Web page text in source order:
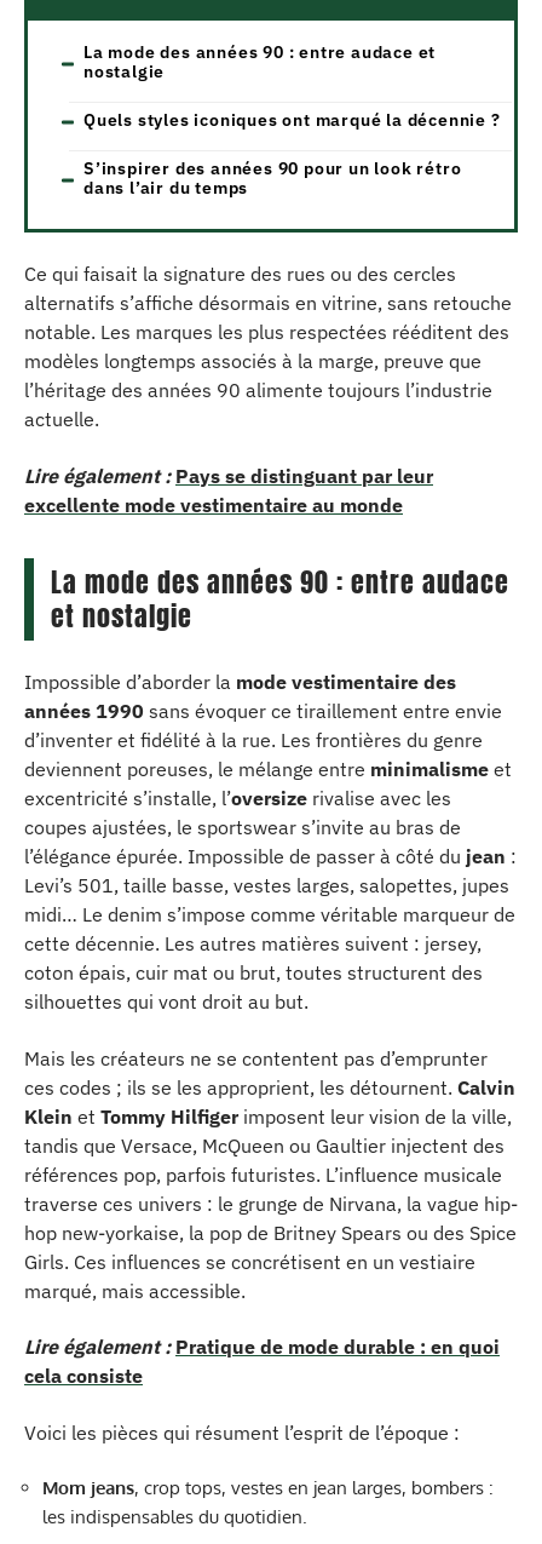
La mode des années 90 : entre audace et
nostalgie
Quels styles iconiques ont marqué la décennie ?
S’inspirer des années 90 pour un look rétro
dans l’air du temps
Ce qui faisait la signature des rues ou des cercles
alternatifs s’affiche désormais en vitrine, sans retouche
notable. Les marques les plus respectées rééditent des
modèles longtemps associés à la marge, preuve que
l’héritage des années 90 alimente toujours l’industrie
actuelle.
Lire également : Pays se distinguant par leur
excellente mode vestimentaire au monde
La mode des années 90 : entre audace
et nostalgie
Impossible d’aborder la mode vestimentaire des
années 1990 sans évoquer ce tiraillement entre envie
d’inventer et fidélité à la rue. Les frontières du genre
deviennent poreuses, le mélange entre minimalisme et
excentricité s’installe, l’oversize rivalise avec les
coupes ajustées, le sportswear s’invite au bras de
l’élégance épurée. Impossible de passer à côté du jean :
Levi’s 501, taille basse, vestes larges, salopettes, jupes
midi… Le denim s’impose comme véritable marqueur de
cette décennie. Les autres matières suivent : jersey,
coton épais, cuir mat ou brut, toutes structurent des
silhouettes qui vont droit au but.
Mais les créateurs ne se contentent pas d’emprunter
ces codes ; ils se les approprient, les détournent. Calvin
Klein et Tommy Hilfigerimposent leur vision de la ville,
tandis que Versace, McQueen ou Gaultier injectent des
références pop, parfois futuristes. L’influence musicale
traverse ces univers : le grunge de Nirvana, la vague hip-
hop new-yorkaise, la pop de Britney Spears ou des Spice
Girls. Ces influences se concrétisent en un vestiaire
marqué, mais accessible.
Lire également : Pratique de mode durable : en quoi
cela consiste
Voici les pièces qui résument l’esprit de l’époque :
Mom jeans, crop tops, vestes en jean larges, bombers :
les indispensables du quotidien.